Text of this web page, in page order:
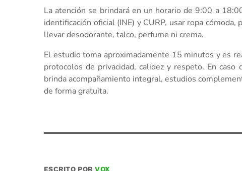
La atención se brindará en un horario de 9:00 a
identificación oficial (INE) y CURP, usar ropa
llevar desodorante, talco, perfume ni crema.
El estudio toma aproximadamente 15 minutos y es
protocolos de privacidad, calidez y respeto. En
brinda acompañamiento integral, estudios
de forma gratuita.
ESCRITO PORVOX